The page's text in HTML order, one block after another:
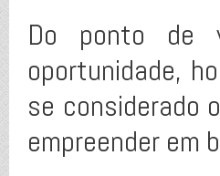
Do ponto de
oportunidade,
se considerado
empreender em